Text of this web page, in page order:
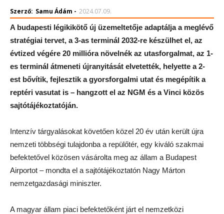
Szerző: Samu Ádám - 2024.07.09.
A budapesti légikikötő új üzemeltetője adaptálja a meglévő
stratégiai tervet, a 3-as terminál 2032-re készülhet el, az
évtized végére 20 millióra növelnék az utasforgalmat, az 1-
es terminál átmeneti újranyitását elvetették, helyette a 2-
est bővítik, fejlesztik a gyorsforgalmi utat és megépítik a
reptéri vasutat is – hangzott el az NGM és a Vinci közös
sajtótájékoztatóján.
Intenzív tárgyalásokat követően közel 20 év után került újra
nemzeti többségi tulajdonba a repülőtér, egy kiváló szakmai
befektetővel közösen vásárolta meg az állam a Budapest
Airportot – mondta el a sajtótájékoztatón Nagy Márton
nemzetgazdasági miniszter.
A magyar állam piaci befektetőként járt el nemzetközi